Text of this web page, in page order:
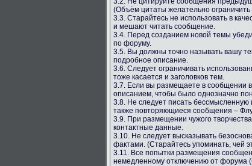
(Объём цитаты желательно ограничить
3.3. Старайтесь не использовать в
и мешают читать сообщение.
3.4. Перед созданием новой темы
по форуму.
3.5. Вы должны точно называть вашу
подробное описание.
3.6. Следует ограничивать
тоже касается и заголовков тем.
3.7. Если вы размещаете в сообщении
описанием, чтобы было однозначно
3.8. Не следует писать
также повторяющиеся сообщения –
3.9. При размещении чужого
контактные данные.
3.10. Не следует высказывать
фактами. (Старайтесь упоминать, чей
3.11. Все попытки размещения
немедленному отключению от форума